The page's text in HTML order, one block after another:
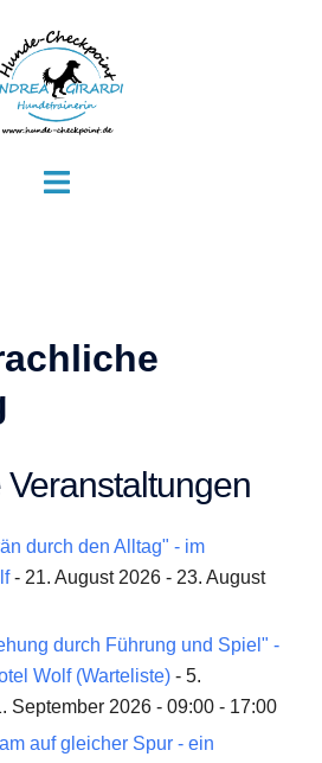
Menü
durch den Alltag" - im
- 21. August 2026 - 23. August
durch Führung und Spiel" -
Wolf (Warteliste) - 5.
September 2026 - 09:00 - 17:00
auf gleicher Spur - ein